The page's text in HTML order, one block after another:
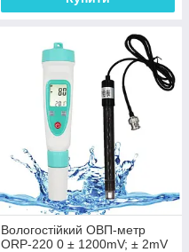
Вологостійкий ОВП-метр
ORP-220 0 ± 1200mV; ± 2mV